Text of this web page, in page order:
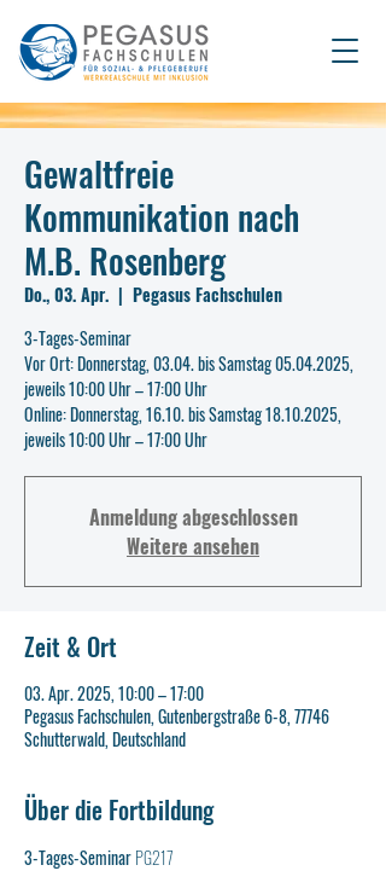
Gewaltfreie
Kommunikation nach
M.B. Rosenberg
Do., 03. Apr.
  |
Pegasus Fachschulen
3-Tages-Seminar
Vor Ort: Donnerstag, 03.04. bis Samstag 05.04.2025,
jeweils 10:00 Uhr – 17:00 Uhr
Online: Donnerstag, 16.10. bis Samstag 18.10.2025,
jeweils 10:00 Uhr – 17:00 Uhr
Anmeldung abgeschlossen
Weitere ansehen
Zeit & Ort
03. Apr. 2025, 10:00 – 17:00
Pegasus Fachschulen, Gutenbergstraße 6-8, 77746
Schutterwald, Deutschland
Über die Fortbildung
3-Tages-Seminar PG217